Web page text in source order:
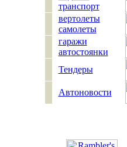
транспорт
вертолеты
самолеты
гаражи
автостоянки
Тендеры
Автоновости